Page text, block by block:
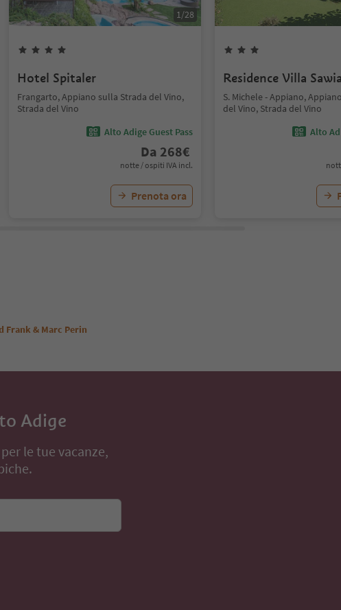
1/28
Hotel Spitaler
Frangarto, Appiano sulla Strada del Vino,
Strada del Vino
Alto Adige Guest Pass
Da 268€
notte / ospiti IVA incl.
Prenota ora
Residence Villa
S. Michele - Appiano,
del Vino, Strada del Vino
Alto
Frank & Marc Perin
Adige
le tue vacanze,